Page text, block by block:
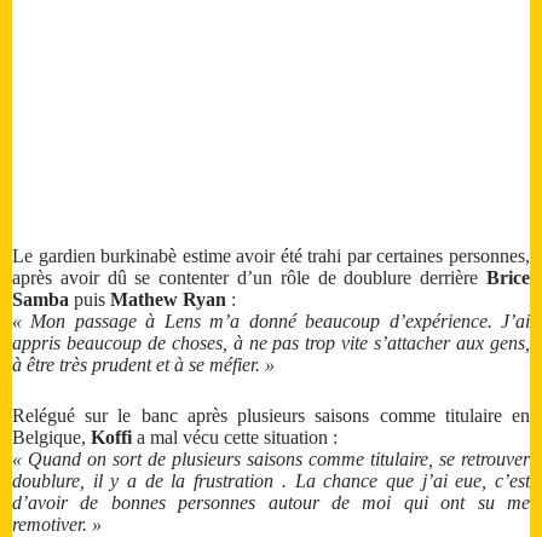
Le gardien burkinabè estime avoir été trahi par certaines personnes,
après avoir dû se contenter d’un rôle de doublure derrière Brice
Samba puis Mathew Ryan :
« Mon passage à Lens m’a donné beaucoup d’expérience. J’ai
appris beaucoup de choses, à ne pas trop vite s’attacher aux gens,
à être très prudent et à se méfier. »
Relégué sur le banc après plusieurs saisons comme titulaire en
Belgique, Koffi a mal vécu cette situation :
« Quand on sort de plusieurs saisons comme titulaire, se retrouver
doublure, il y a de la frustration . La chance que j’ai eue, c’est
d’avoir de bonnes personnes autour de moi qui ont su me
remotiver. »